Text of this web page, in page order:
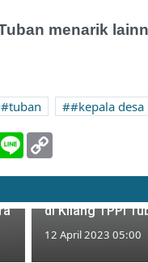
menarik
#tuban
#kepala
Line
di Kilang TPPI
12 April 2023 05:00